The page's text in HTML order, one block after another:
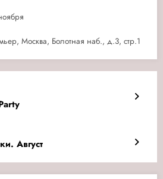
Москва, Болотная наб., д.3, стр.1
Август